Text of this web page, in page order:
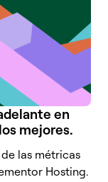
en
mejores.
las métricas
Hosting.